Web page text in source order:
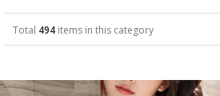
Total 494items in this category